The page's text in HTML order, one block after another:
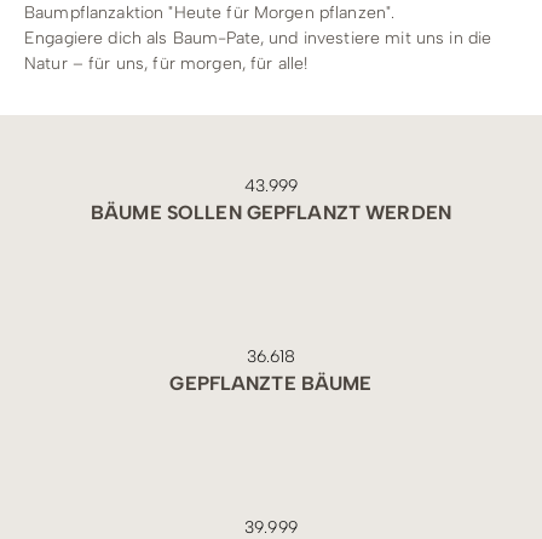
Baumpflanzaktion "Heute für Morgen pflanzen".
Engagiere dich als Baum-Pate, und investiere mit uns in die
Natur – für uns, für morgen, für alle!
44.000
BÄUME SOLLEN GEPFLANZT WERDEN
36.619
GEPFLANZTE BÄUME
40.000